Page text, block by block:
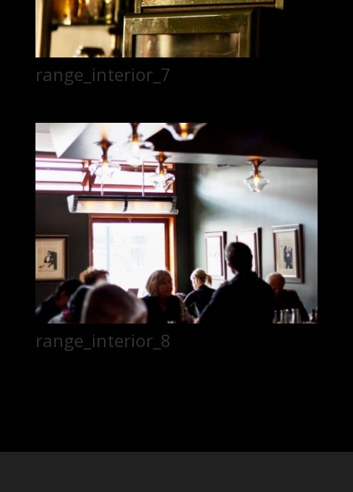
range_interior_7
range_interior_8